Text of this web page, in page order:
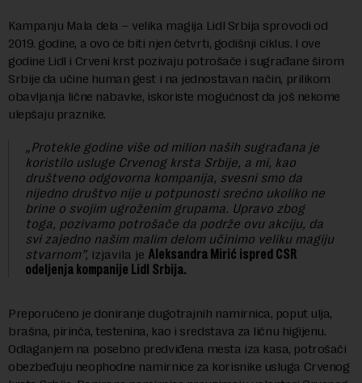
Kampanju Mala dela – velika magija Lidl Srbija sprovodi od
2019. godine, a ovo će biti njen četvrti, godišnji ciklus. I ove
godine Lidl i Crveni krst pozivaju potrošače i sugrađane širom
Srbije da učine human gest i na jednostavan način, prilikom
obavljanja lične nabavke, iskoriste mogućnost da još nekome
ulepšaju praznike.
„Protekle godine više od milion naših sugrađana je
koristilo usluge Crvenog krsta Srbije, a mi, kao
društveno odgovorna kompanija, svesni smo da
nijedno društvo nije u potpunosti srećno ukoliko ne
brine o svojim ugroženim grupama. Upravo zbog
toga, pozivamo potrošače da podrže ovu akciju, da
svi zajedno našim malim delom učinimo veliku magiju
stvarnom”, izjavila je Aleksandra Mirić ispred CSR
odeljenja kompanije Lidl Srbija.
Preporučeno je doniranje dugotrajnih namirnica, poput ulja,
brašna, pirinča, testenina, kao i sredstava za ličnu higijenu.
Odlaganjem na posebno predviđena mesta iza kasa, potrošači
obezbeđuju neophodne namirnice za korisnike usluga Crvenog